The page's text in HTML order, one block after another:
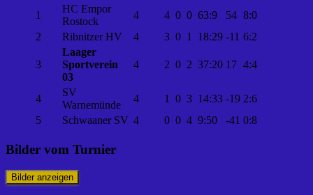
1
HC Empor
Rostock
4 4 0 0 63:9 54 8:0
2
Ribnitzer HV 4 3 0 1 18:29 -11 6:2
3
Laager
Sportverein
03
4 2 0 2 37:20 17 4:4
4
SV
Warnemünde
4 1 0 3 14:33 -19 2:6
5
Schwaaner SV 4 0 0 4 9:50 -41 0:8
Bilder vom Turnier